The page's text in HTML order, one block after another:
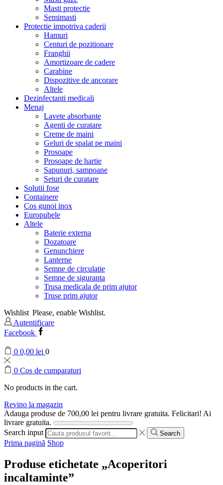
Masti protectie
Semimasti
Protectie impotriva caderii
Hamuri
Centuri de pozitionare
Franghii
Amortizoare de cadere
Carabine
Dispozitive de ancorare
Altele
Dezinfectanti medicali
Menaj
Lavete absorbante
Agenti de curatare
Creme de maini
Geluri de spalat pe maini
Prosoape
Prosoape de hartie
Sapunuri, sampoane
Seturi de curatare
Solutii fose
Containere
Cos gunoi inox
Europubele
Altele
Baterie externa
Dozatoare
Genunchiere
Lanterne
Semne de circulatie
Semne de siguranta
Trusa medicala de prim ajutor
Truse prim ajutor
Wishlist Please, enable Wishlist.
Autentificare
Facebook
0 0,00 lei 0
0 Cos de cumparaturi
No products in the cart.
Revino la magazin
Adauga produse de 700,00 lei pentru livrare gratuita. Felicitari! Ai
livrare gratuita.
Search input
Search
Prima pagină Shop
Produse etichetate „Acoperitori
incaltaminte”